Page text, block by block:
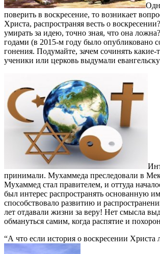
поверить в воскресение, то возникает
Христа, распространяя весть о
умирать за идею, точно зная, что она
годами (в 2015-м году было опубликовано
гонения. Подумайте, зачем сочинять
ученики или церковь выдумали
принимали. Мухаммеда преследовали в
Мухаммед стал правителем, и оттуда
был интерес распространять основанную
способствовало развитию и
лет отдавали жизни за веру! Нет смысла
обмануться самим, когда распятие и
“А что если история о воскресении